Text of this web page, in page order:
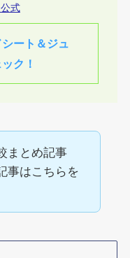
式
ート＆ジュ
ク！
まとめ記事
事はこちらを